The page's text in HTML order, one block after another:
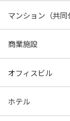
マンション（共同
商業施設
オフィスビル
ホテル